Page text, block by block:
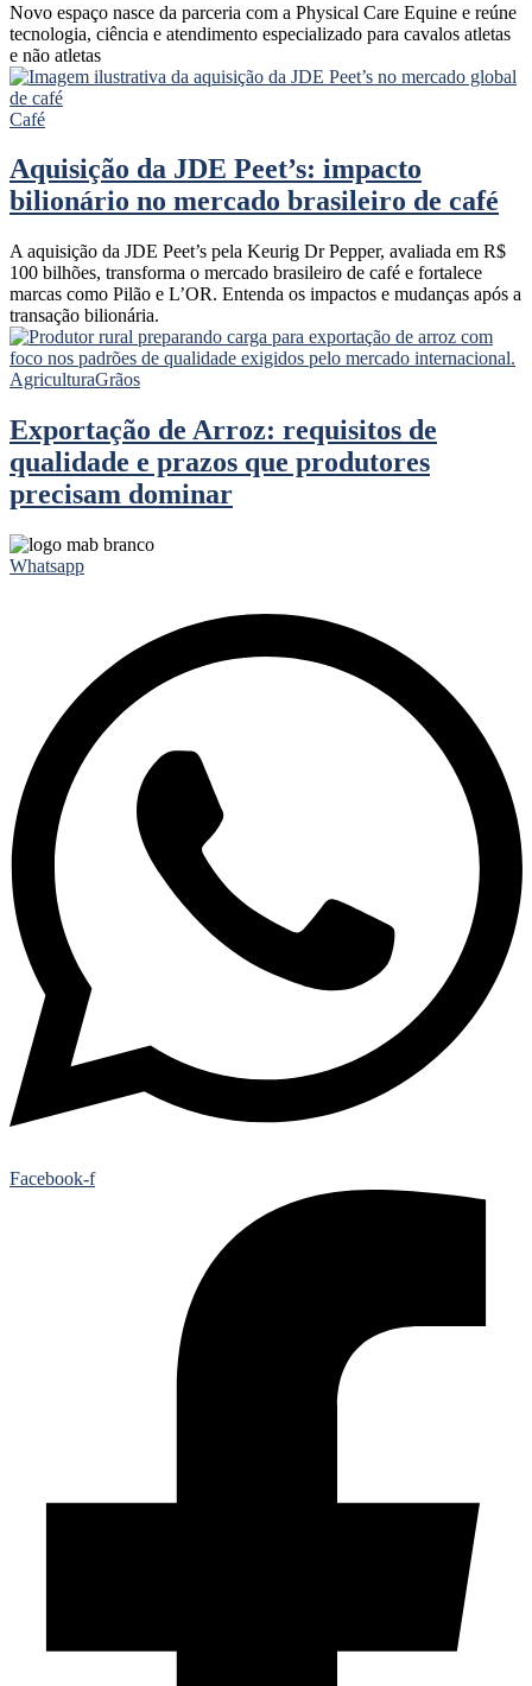
Novo espaço nasce da parceria com a Physical Care Equine e reúne
tecnologia, ciência e atendimento especializado para cavalos atletas
e não atletas
Café
Aquisição da JDE Peet’s: impacto
bilionário no mercado brasileiro de café
A aquisição da JDE Peet’s pela Keurig Dr Pepper, avaliada em R$
100 bilhões, transforma o mercado brasileiro de café e fortalece
marcas como Pilão e L’OR. Entenda os impactos e mudanças após a
transação bilionária.
AgriculturaGrãos
Exportação de Arroz: requisitos de
qualidade e prazos que produtores
precisam dominar
Whatsapp
Facebook-f